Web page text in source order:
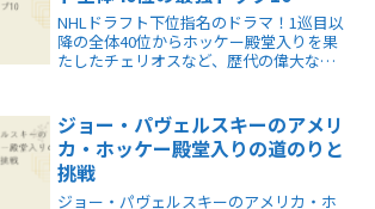
NHLドラフト下位指名のドラマ！1巡目以
降の全体40位からホッケー殿堂入りを果
たしたチェリオスなど、歴代の偉大なト
の可能性と驚きの歴史が分かります。
ジョー・パヴェルスキーのアメリ
カ・ホッケー殿堂入りの道のりと
挑戦
ジョー・パヴェルスキーのアメリカ・ホ